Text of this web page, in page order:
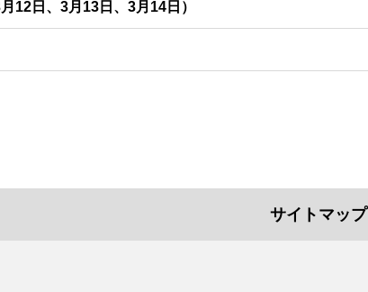
12日、3月13日、3月14日）
3月14日
サイトマップ